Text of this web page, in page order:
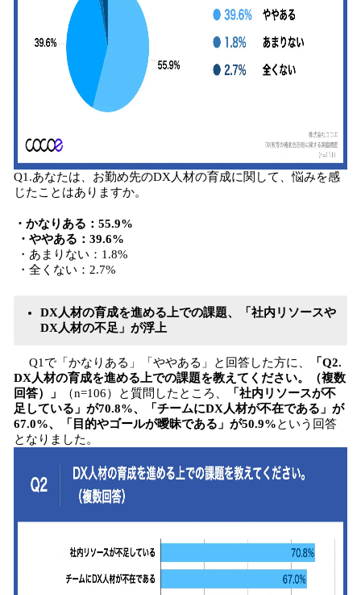
Q1.あなたは、お勤め先のDX人材の育成に関して、悩みを感
じたことはありますか。
・かなりある：55.9%
・ややある：39.6%
・あまりない：1.8%
・全くない：2.7%
DX人材の育成を進める上での課題、「社内リソースや
DX人材の不足」が浮上
Q1で「かなりある」「ややある」と回答した方に、
「Q2.
DX人材の育成を進める上での課題を教えてください。（複数
回答）」
（n=106）と質問したところ、
「社内リソースが不
足している」が70.8%、「チームにDX人材が不在である」が
67.0%、「目的やゴールが曖昧である」が50.9%という回答
となりました。